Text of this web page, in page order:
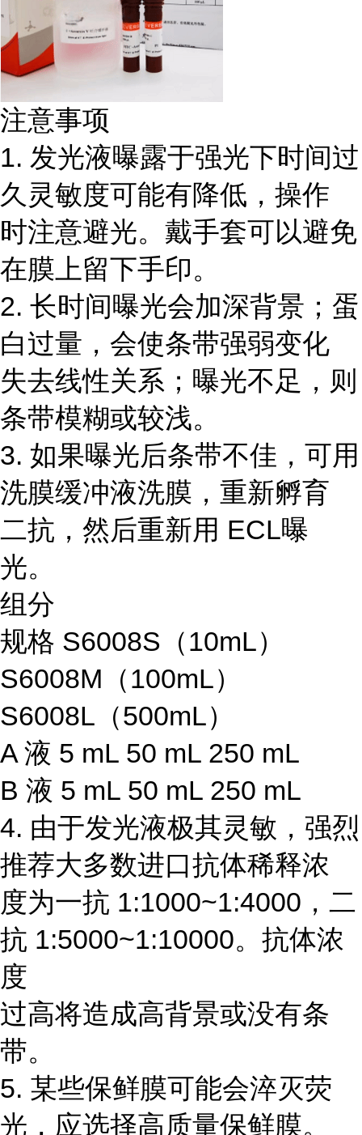
注意事项
1. 发光液曝露于强光下时间过
久灵敏度可能有降低，操作
时注意避光。戴手套可以避免
在膜上留下手印。
2. 长时间曝光会加深背景；蛋
白过量，会使条带强弱变化
失去线性关系；曝光不足，则
条带模糊或较浅。
3. 如果曝光后条带不佳，可用
洗膜缓冲液洗膜，重新孵育
二抗，然后重新用 ECL曝
光。
组分
规格 S6008S（10mL）
S6008M（100mL）
S6008L（500mL）
A 液 5 mL 50 mL 250 mL
B 液 5 mL 50 mL 250 mL
4. 由于发光液极其灵敏，强烈
推荐大多数进口抗体稀释浓
度为一抗 1:1000~1:4000，二
抗 1:5000~1:10000。抗体浓
度
过高将造成高背景或没有条
带。
5. 某些保鲜膜可能会淬灭荧
光，应选择高质量保鲜膜。